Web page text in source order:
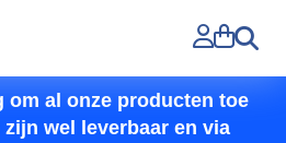
Zoeken
om al onze producten toe
zijn wel leverbaar en via